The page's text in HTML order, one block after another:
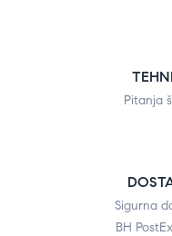
Pitanja
Sigurna
BH